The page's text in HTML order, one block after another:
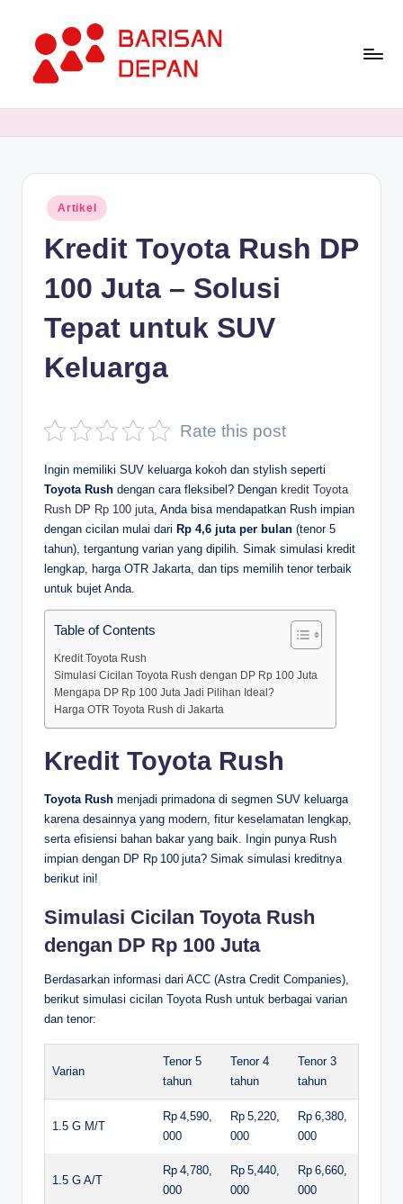
content
D
Terupdate
Posted
in
Artikel
Kredit Toyota Rush DP
100 Juta – Solusi
Tepat untuk SUV
Keluarga
Rate this post
Ingin memiliki SUV keluarga kokoh dan stylish seperti
Toyota Rush dengan cara fleksibel? Dengan kredit Toyota
Rush DP Rp 100 juta , Anda bisa mendapatkan Rush impian
dengan cicilan mulai dari Rp 4,6 juta per bulan (tenor 5
tahun), tergantung varian yang dipilih. Simak simulasi kredit
lengkap, harga OTR Jakarta, dan tips memilih tenor terbaik
untuk bujet Anda.
Table of Contents
Kredit Toyota Rush
Simulasi Cicilan Toyota Rush dengan DP Rp 100 Juta
Mengapa DP Rp 100 Juta Jadi Pilihan Ideal?
Harga OTR Toyota Rush di Jakarta
Kredit Toyota Rush
Toyota Rush menjadi primadona di segmen SUV keluarga
karena desainnya yang modern, fitur keselamatan lengkap,
serta efisiensi bahan bakar yang baik.
Ingin punya Rush
impian dengan DP Rp 100 juta? Simak simulasi kreditnya
berikut ini!
Simulasi Cicilan Toyota Rush
dengan DP Rp 100 Juta
Berdasarkan informasi dari ACC (Astra Credit Companies),
berikut simulasi cicilan Toyota Rush untuk berbagai varian
dan tenor:
Varian
Tenor 5
tahun
Tenor 4
tahun
Tenor 3
tahun
1.5 G M/T
Rp 4,590,
000
Rp 5,220,
000
Rp 6,380,
000
1.5 G A/T
Rp 4,780,
000
Rp 5,440,
000
Rp 6,660,
000